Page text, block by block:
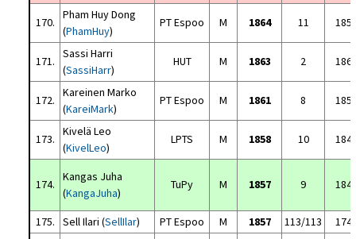
170.
Pham Huy Dong
(PhamHuy)
PT Espoo M 1864 11
171.
Sassi Harri
(SassiHarr)
HUT M 1863 2
172.
Kareinen Marko
(KareiMark)
PT Espoo M 1861 8
173.
Kivelä Leo
(KivelLeo)
LPTS M 1858 10
174.
Kangas Juha
(KangaJuha)
TuPy M 1857 9
175. Sell Ilari (SellIlar) PT Espoo M 1857 113/113